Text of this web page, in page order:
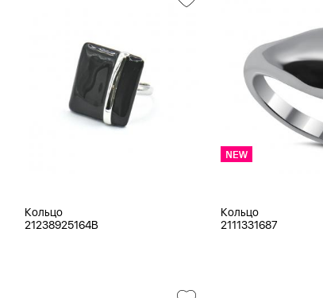
Кольцо
21238925164B
Кольцо
2111331687